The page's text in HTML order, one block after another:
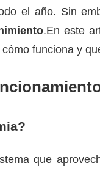
el año. Sin
.En este
funciona y
que